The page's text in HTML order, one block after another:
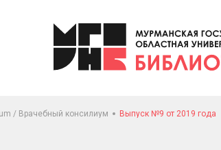
/ Врачебный консилиум Выпуск №9 от 2019 года